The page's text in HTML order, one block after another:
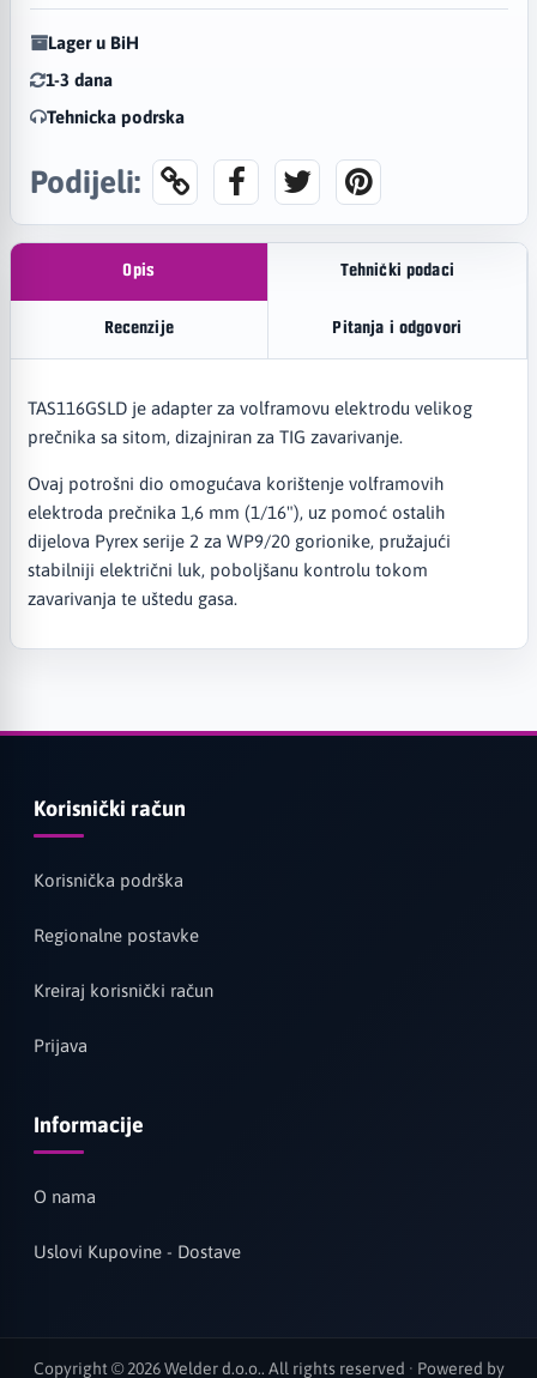
Lager u BiH
1-3 dana
Tehnicka podrska
Podijeli:
Opis Tehnički podaci
Recenzije Pitanja i odgovori
TAS116GSLD je adapter za volframovu elektrodu velikog
prečnika sa sitom, dizajniran za TIG zavarivanje.
Ovaj potrošni dio omogućava korištenje volframovih
elektroda prečnika 1,6 mm (1/16"), uz pomoć ostalih
dijelova Pyrex serije 2 za WP9/20 gorionike, pružajući
stabilniji električni luk, poboljšanu kontrolu tokom
zavarivanja te uštedu gasa.
Korisnički račun
Korisnička podrška
Regionalne postavke
Kreiraj korisnički račun
Prijava
Informacije
O nama
Uslovi Kupovine - Dostave
Copyright © 2026 Welder d.o.o.. All rights reserved · Powered by